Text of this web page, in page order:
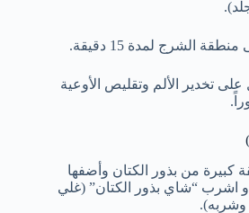
الشرج لمدة 15 دقيقة.
على تخدير الألم وتقليص الأوعية
كبيرة من بذور الكتان وأضفها
اشرب “شاي بذور الكتان” (غلي
وشربه).